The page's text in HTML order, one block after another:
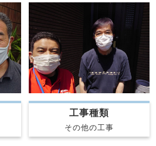
工事種類
その他の工事